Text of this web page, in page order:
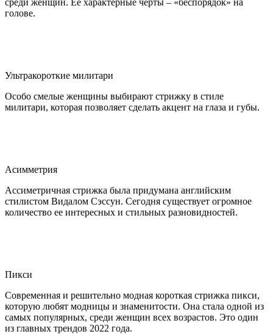
голове.
Ультракороткие милитари
Особо смелые женщины выбирают стрижку в стиле
милитари, которая позволяет сделать акцент на глаза и губы.
Асимметрия
Ассиметричная стрижка была придумана английским
стилистом Видалом Сэссун. Сегодня существует огромное
количество ее интересных и стильных разновидностей.
Пикси
Современная и решительно модная короткая стрижка пикси,
которую любят модницы и знаменитости. Она стала одной из
самых популярных, среди женщин всех возрастов. Это один
из главных трендов 2022 года.